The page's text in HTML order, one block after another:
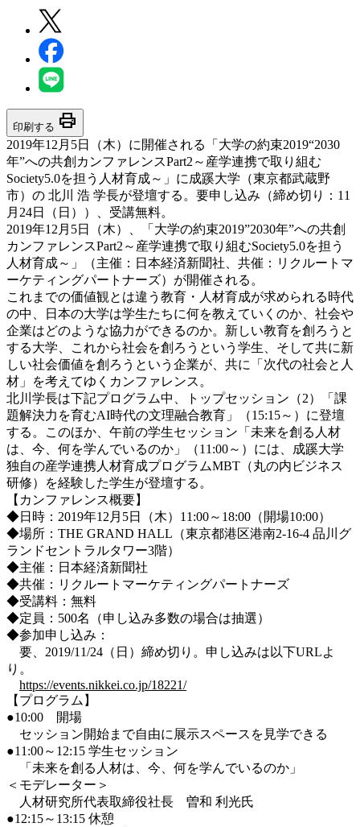
印刷する print
2019年12月5日（木）に開催される「大学の約束2019“2030
年”への共創カンファレンスPart2～産学連携で取り組む
Society5.0を担う人材育成～」に成蹊大学（東京都武蔵野
市）の 北川 浩 学長が登壇する。要申し込み（締め切り：11
月24日（日））、受講無料。
2019年12月5日（木）、「大学の約束2019”2030年”への共創
カンファレンスPart2～産学連携で取り組むSociety5.0を担う
人材育成～」（主催：日本経済新聞社、共催：リクルートマ
ーケティングパートナーズ）が開催される。
これまでの価値観とは違う教育・人材育成が求められる時代
の中、日本の大学は学生たちに何を教えていくのか、社会や
企業はどのような協力ができるのか。新しい教育を創ろうと
する大学、これから社会を創ろうという学生、そして共に新
しい社会価値を創ろうという企業が、共に「次代の社会と人
材」を考えてゆくカンファレンス。
北川学長は下記プログラム中、トップセッション（2）「課
題解決力を育むAI時代の文理融合教育」（15:15～）に登壇
する。このほか、午前の学生セッション「未来を創る人材
は、今、何を学んでいるのか」（11:00～）には、成蹊大学
独自の産学連携人材育成プログラムMBT（丸の内ビジネス
研修）を経験した学生が登壇する。
【カンファレンス概要】
◆日時：2019年12月5日（木）11:00～18:00（開場10:00）
◆場所：THE GRAND HALL（東京都港区港南2-16-4 品川グ
ランドセントラルタワー3階）
◆主催：日本経済新聞社
◆共催：リクルートマーケティングパートナーズ
◆受講料：無料
◆定員：500名（申し込み多数の場合は抽選）
◆参加申し込み：
要、2019/11/24（日）締め切り。申し込みは以下URLよ
り。
https://events.nikkei.co.jp/18221/
【プログラム】
●10:00 開場
セッション開始まで自由に展示スペースを見学できる
●11:00～12:15 学生セッション
「未来を創る人材は、今、何を学んでいるのか」
＜モデレーター＞
人材研究所代表取締役社長 曽和 利光氏
●12:15～13:15 休憩